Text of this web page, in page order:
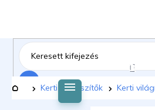
tartalomhoz
Kezdőlap
Kerti kiegészítők Kerti